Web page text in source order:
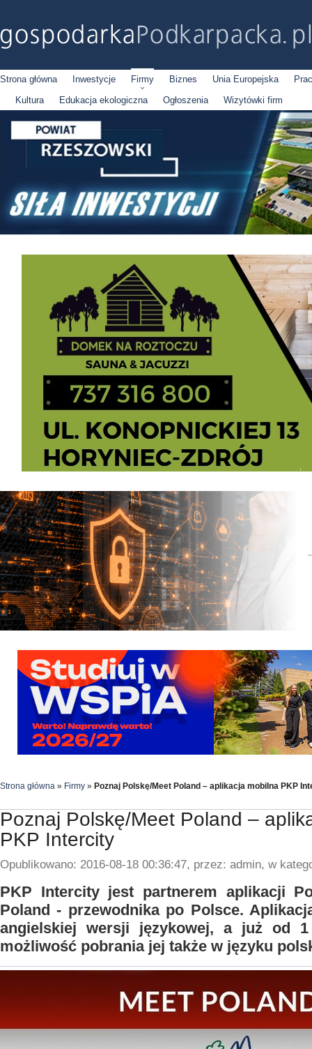
Strona główna Inwestycje Firmy Biznes Unia Europejska
Kultura
Edukacja ekologiczna Ogłoszenia Wizytówki firm
Strona główna » Firmy » Poznaj Polskę/Meet Poland – aplikacja mobilna PKP
Poznaj Polskę/Meet Poland –
PKP Intercity
Opublikowano: 2016-08-18 00:36:47, przez: admin, w
PKP Intercity jest partnerem aplikacji
Poland - przewodnika po Polsce.
angielskiej wersji językowej, a już od 1
możliwość pobrania jej także w języku